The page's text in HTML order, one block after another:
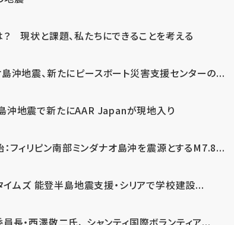
？ 現状と課題、私たちにできることを考える
島沖地震、新たにピースボート災害支援センターの...
島沖地震で新たにAAR Japanが現地入り
フィリピン南部ミンダナオ島沖を震源とするM7.8...
ムズ 能登半島地震支援・シリアで学校建設...
長・西澤敬二氏、 シャンティ国際ボランティア...